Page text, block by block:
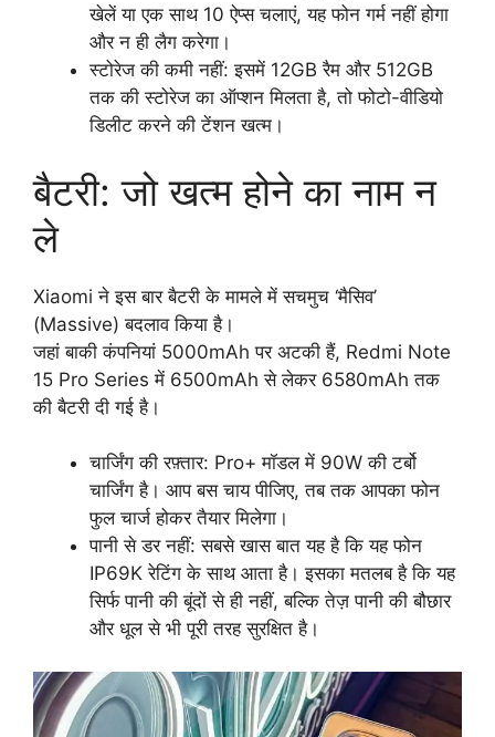
खेलें या एक साथ 10 ऐप्स चलाएं, यह फोन गर्म नहीं होगा
और न ही लैग करेगा।
स्टोरेज की कमी नहीं: इसमें 12GB रैम और 512GB
तक की स्टोरेज का ऑप्शन मिलता है, तो फोटो-वीडियो
डिलीट करने की टेंशन खत्म।
बैटरी: जो खत्म होने का नाम न
ले
Xiaomi ने इस बार बैटरी के मामले में सचमुच ‘मैसिव’
(Massive) बदलाव किया है।
जहां बाकी कंपनियां 5000mAh पर अटकी हैं, Redmi Note
15 Pro Series में 6500mAh से लेकर 6580mAh तक
की बैटरी दी गई है।
चार्जिंग की रफ़्तार: Pro+ मॉडल में 90W की टर्बो
चार्जिंग है। आप बस चाय पीजिए, तब तक आपका फोन
फुल चार्ज होकर तैयार मिलेगा।
पानी से डर नहीं: सबसे खास बात यह है कि यह फोन
IP69K रेटिंग के साथ आता है। इसका मतलब है कि यह
सिर्फ पानी की बूंदों से ही नहीं, बल्कि तेज़ पानी की बौछार
और धूल से भी पूरी तरह सुरक्षित है।